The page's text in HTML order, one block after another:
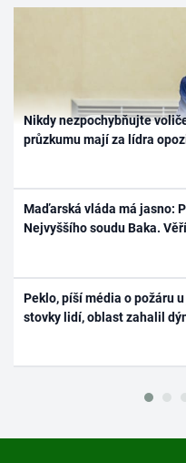
Nikdy nezpochybňujte
průzkumu mají za lídra
Maďarská vláda má jasno:
Nejvyššího soudu Baka.
Peklo, píší média o požáru
stovky lidí, oblast zahalil